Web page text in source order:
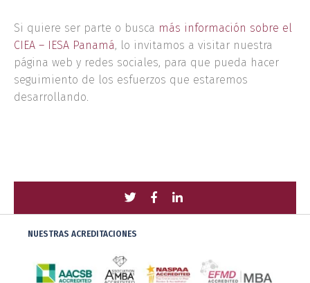
Si quiere ser parte o busca más información sobre el
CIEA – IESA Panamá, lo invitamos a visitar nuestra
página web y redes sociales, para que pueda hacer
seguimiento de los esfuerzos que estaremos
desarrollando.
Compartir
con
Twitter
Compartir
con
Compartir
con
NUESTRAS ACREDITACIONES